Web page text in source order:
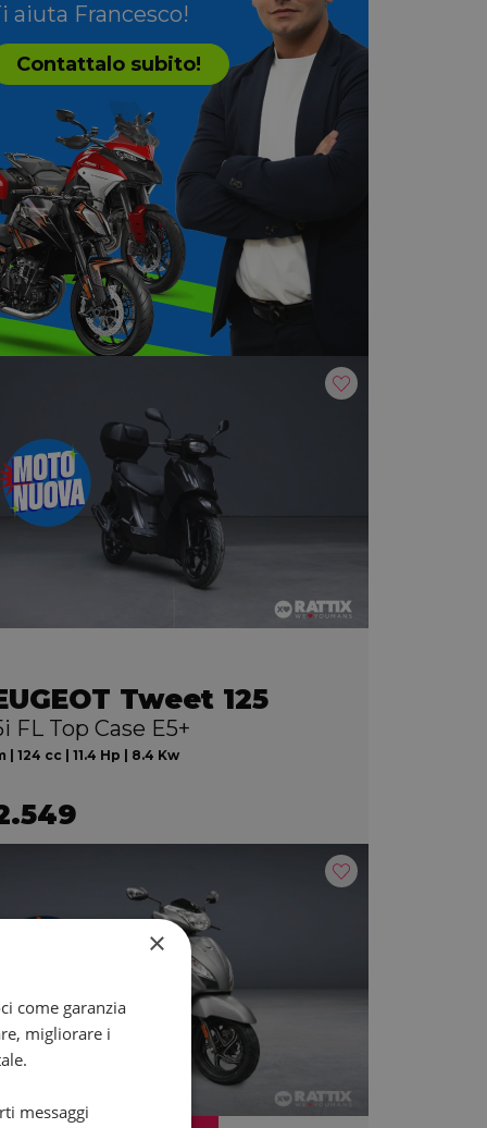
aiuta Francesco!
Contattalo subito!
Tweet 125
FL Top Case E5+
| 124 cc | 11.4 Hp | 8.4 Kw
×
come garanzia
migliorare i
messaggi